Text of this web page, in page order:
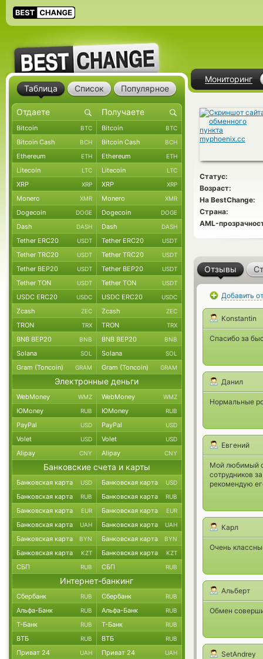
Мониторинг
Статус:
Возраст:
На BestChange:
Страна:
AML-
Отзывы
Добавить
Konstantin
Спасибо за
Данил
Нормальные
Евгений
Мой любимый
сотрудников
рекомендую
Карл
Очень
Альберт
Обмен
SetAndrey
Таблица Список Популярное
Bitcoin BTC Bitcoin BTC
Bitcoin Cash BCH Bitcoin Cash BCH
Ethereum ETH Ethereum ETH
Litecoin LTC Litecoin LTC
XRP XRP XRP XRP
Monero XMR Monero XMR
Dogecoin DOGE Dogecoin DOGE
Dash DASH Dash DASH
Tether ERC20 USDT Tether ERC20 USDT
Tether TRC20 USDT Tether TRC20 USDT
Tether BEP20 USDT Tether BEP20 USDT
Tether TON USDT Tether TON USDT
USDC ERC20 USDC USDC ERC20 USDC
Zcash ZEC Zcash ZEC
TRON TRX TRON TRX
BNB BEP20 BNB BNB BEP20 BNB
Solana SOL Solana SOL
Gram (Toncoin) GRAM Gram (Toncoin) GRAM
Электронные деньги
WebMoney WMZ WebMoney WMZ
ЮMoney RUB ЮMoney RUB
PayPal USD PayPal USD
Volet USD Volet USD
Alipay CNY Alipay CNY
Банковские счета и карты
Банковская карта USD Банковская карта USD
Банковская карта RUB Банковская карта RUB
Банковская карта EUR Банковская карта EUR
Банковская карта UAH Банковская карта UAH
Банковская карта BYN Банковская карта BYN
Банковская карта KZT Банковская карта KZT
СБП RUB СБП RUB
Интернет-банкинг
Сбербанк RUB Сбербанк RUB
Альфа-Банк RUB Альфа-Банк RUB
Т-Банк RUB Т-Банк RUB
ВТБ RUB ВТБ RUB
Приват 24 UAH Приват 24 UAH